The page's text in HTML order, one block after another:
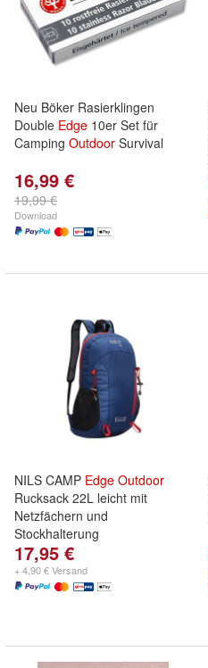
Neu Böker Rasierklingen
Double Edge 10er Set für
Camping Outdoor Survival
16,99 €
19,99 €
Download
NILS CAMP Edge Outdoor
Rucksack 22L leicht mit
Netzfächern und
Stockhalterung
17,95 €
+ 4,90 € Versand